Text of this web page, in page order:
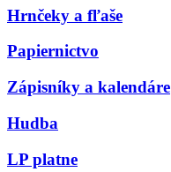
Hrnčeky a fľaše
Papiernictvo
Zápisníky a kalendáre
Hudba
LP platne